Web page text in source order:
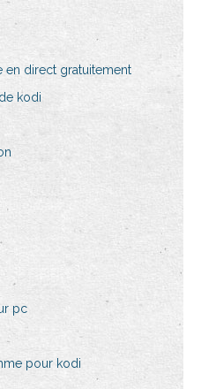
en direct gratuitement
kodi
pc
pour kodi